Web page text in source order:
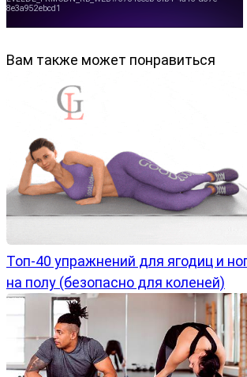
Вам также может понравиться
Топ-40 упражнений для ягодиц и
на полу (безопасно для коленей)